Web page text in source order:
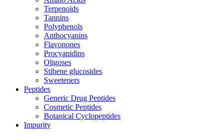
Terpenoids
Tannins
Polyphenols
Anthocyanins
Flavonones
Procyanidins
Oligoses
Stibene glucosides
Sweeteners
Peptides
Generic Drug Peptides
Cosmetic Peptides
Botanical Cyclopeptides
Impurity